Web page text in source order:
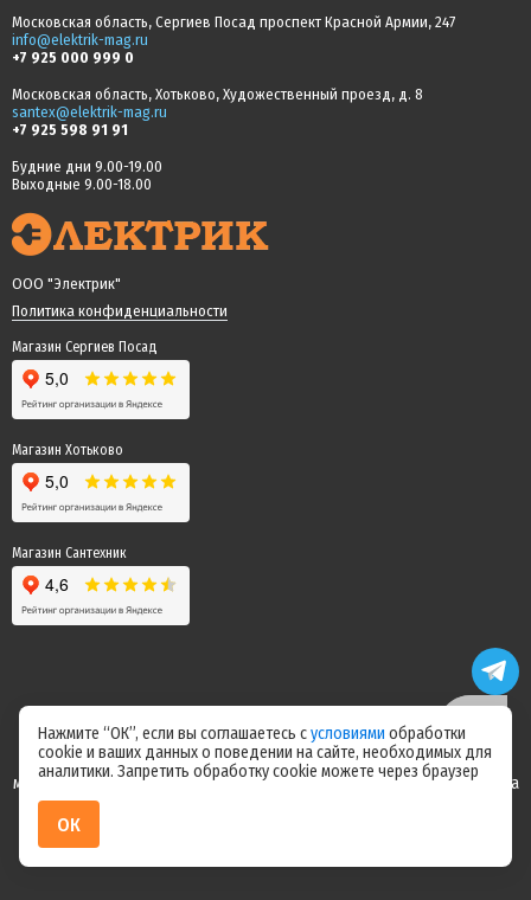
Московская область, Сергиев Посад проспект Красной Армии, 247
info@elektrik-mag.ru
+7 925 000 999 0
Московская область, Хотьково, Художественный проезд, д. 8
santex@elektrik-mag.ru
+7 925 598 91 91
Будние дни 9.00-19.00
Выходные 9.00-18.00
ООО "Электрик"
Политика конфиденциальности
Магазин Сергиев Посад
Магазин Хотьково
Магазин Сантехник
Цены на сайте не являются офертой! Актуальные цены уточняйте у
менеджера после оформления заказа! Спасибо за понимание! Команда
Нажмите “ОК”, если вы соглашаетесь сусловиями обработки
cookie и ваших данных о поведении на сайте, необходимых для
аналитики. Запретить обработку cookie можете через браузер
ОК